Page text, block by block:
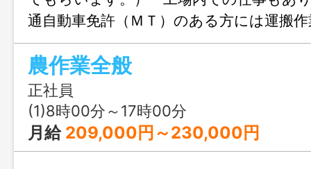
通自動車免許（ＭＴ）のある方には運搬
場合があります。 ※未経験の方も歓迎
めてで不安な方でも指導いたしますので
い。 変更範囲：変更なし
農作業全般
正社員
(1)8時00分～17時00分
月給 209,000円～230,000円